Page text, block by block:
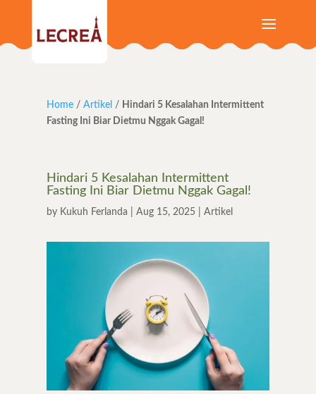
Home /Artikel / Hindari 5 Kesalahan Intermittent
Fasting Ini Biar Dietmu Nggak Gagal!
Hindari 5 Kesalahan Intermittent
Fasting Ini Biar Dietmu Nggak Gagal!
by Kukuh Ferlanda |Aug 15, 2025 |Artikel